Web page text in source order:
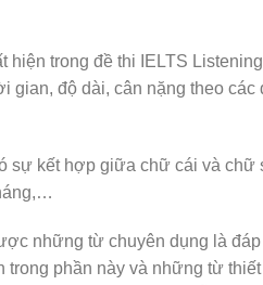
trong đề thi IELTS
gian, độ dài, cân nặng theo các
sự kết hợp giữa chữ cái và chữ
những từ chuyên dụng là
phần này và những từ thiết